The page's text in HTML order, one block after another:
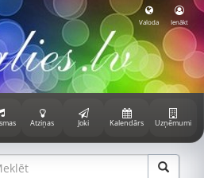
Valoda Ienākt
Atziņas Joki Kalendārs Uzņēmumi